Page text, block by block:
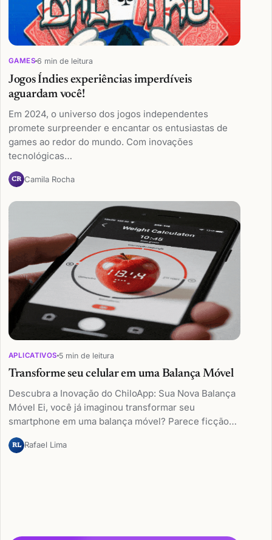
GAMES 6 min de leitura
Jogos Índies experiências imperdíveis
aguardam você!
Em 2024, o universo dos jogos independentes
promete surpreender e encantar os entusiastas de
games ao redor do mundo. Com inovações
tecnológicas…
CR Camila Rocha
APLICATIVOS 5 min de leitura
Transforme seu celular em uma Balança Móvel
Descubra a Inovação do ChiloApp: Sua Nova Balança
Móvel Ei, você já imaginou transformar seu
smartphone em uma balança móvel? Parece ficção…
RL Rafael Lima